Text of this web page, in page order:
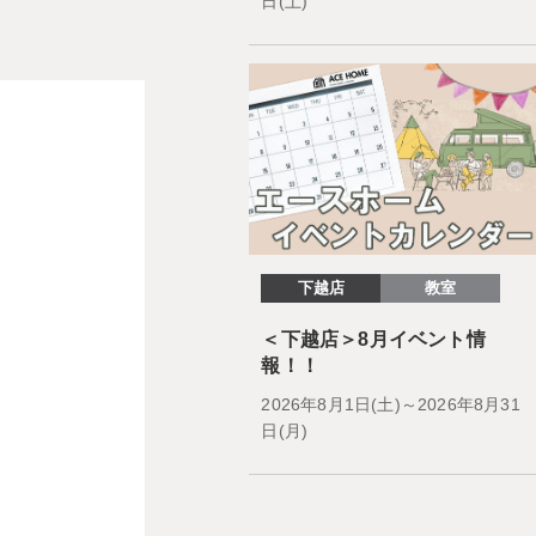
下越店 教室
＜下越店＞8月イベント情
報！！
2026年8月1日(土)～2026年8月31
日(月)